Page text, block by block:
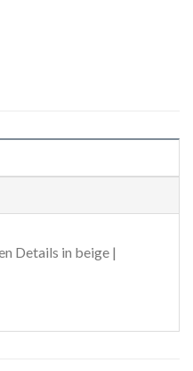
Details in beige |